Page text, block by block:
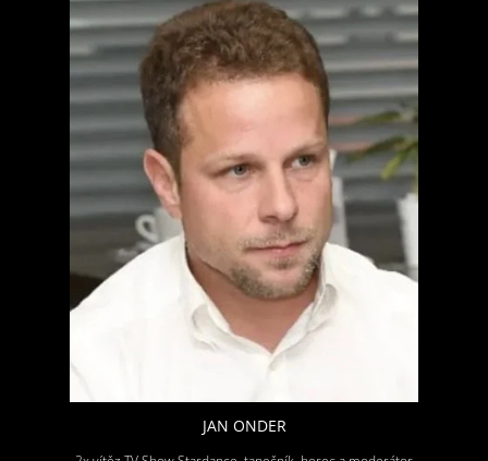
JAN ONDER